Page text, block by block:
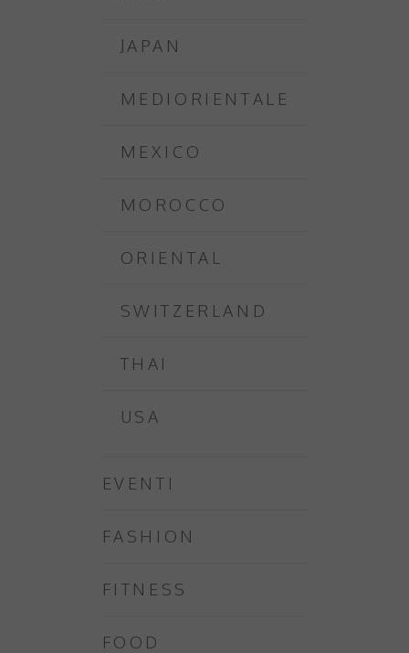
JAPAN
MEDIORIENTALE
MEXICO
MOROCCO
ORIENTAL
SWITZERLAND
THAI
USA
EVENTI
FASHION
FITNESS
FOOD